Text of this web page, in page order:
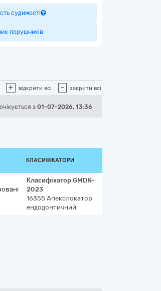
судимості
порушників
+ відкрити всі - закрити всі
очікується з 01-07-2026, 13:36
КЛАСИФІКАТОРИ
Класифікатор GMDN-
2023
16355 Апекслокатор
ендодонтичний